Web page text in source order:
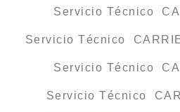
Servicio Técnico
Servicio Técnico
Servicio Técnico
Servicio Técnico